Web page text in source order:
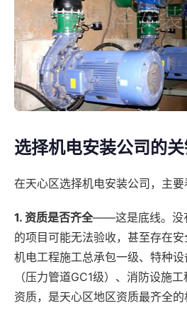
选择机电安装公司的
在天心区选择机电安装公司，主要
1. 资质是否齐全——这是底线。没
的项目可能无法验收，甚至存在安
机电工程施工总承包一级、特种
（压力管道GC1级）、消防设施
资质，是天心区地区资质最齐全的